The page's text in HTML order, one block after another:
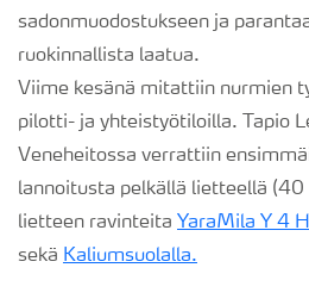
sadonmuodostukseen ja
ruokinnallista laatua.
Viime kesänä mitattiin nurmien
pilotti- ja yhteistyötiloilla. Tapio
Veneheitossa verrattiin
lannoitusta pelkällä lietteellä
lietteen ravinteita YaraMila Y 4
sekä Kaliumsuolalla.